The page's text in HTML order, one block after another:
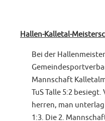
Hallen-Kalletal-
Bei der
Mannschaft
TuS Talle 5:2
herren, man unterlag
1:3. Die 2.